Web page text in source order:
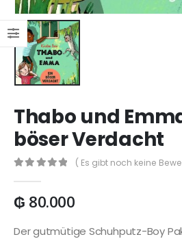
Thabo und
böser Verdacht
( Es gibt noch keine
₲ 80.000
Der gutmütige Schuhputz-Boy